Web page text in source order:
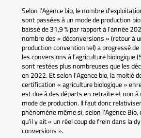
Selon l’Agence bio, le nombre
sont passées à un mode de production
baissé de 31,9 % par rapport à l’année
nombre des « déconversions » (retour à
production conventionnel) a progressé de
les conversions à l’agriculture biologique
sont restées plus nombreuses que les
en 2022. Et selon l’Agence bio, la moitié
certification « agriculture biologique »
est due à des départs en retraite et non
mode de production. Il faut donc
phénomène même si, selon l’Agence
qu’il y ait « un réel coup de frein dans la
conversions ».